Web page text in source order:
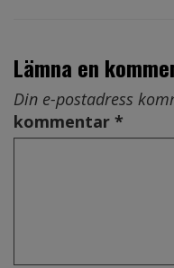
Lämna en
Din e-postadress
kommentar *